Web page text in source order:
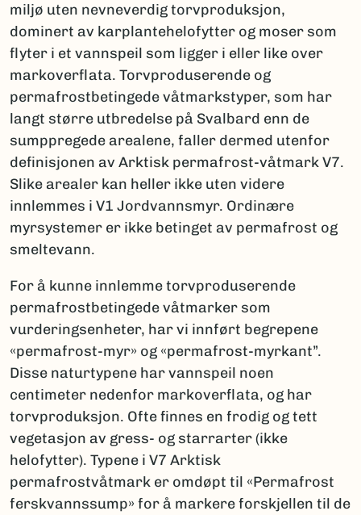
miljø uten nevneverdig torvproduksjon,
dominert av karplantehelofytter og moser som
flyter i et vannspeil som ligger i eller like over
markoverflata. Torvproduserende og
permafrostbetingede våtmarkstyper, som har
langt større utbredelse på Svalbard enn de
sumppregede arealene, faller dermed utenfor
definisjonen av Arktisk permafrost-våtmark V7.
Slike arealer kan heller ikke uten videre
innlemmes i V1 Jordvannsmyr. Ordinære
myrsystemer er ikke betinget av permafrost og
smeltevann.
For å kunne innlemme torvproduserende
permafrostbetingede våtmarker som
vurderingsenheter, har vi innført begrepene
«permafrost-myr» og «permafrost-myrkant”.
Disse naturtypene har vannspeil noen
centimeter nedenfor markoverflata, og har
torvproduksjon. Ofte finnes en frodig og tett
vegetasjon av gress- og starrarter (ikke
helofytter). Typene i V7 Arktisk
permafrostvåtmark er omdøpt til «Permafrost
ferskvannssump» for å markere forskjellen til de